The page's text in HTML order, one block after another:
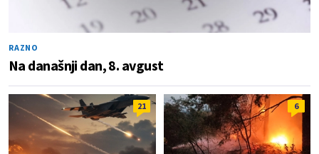
RAZNO
Na današnji dan, 8. avgust
21 6